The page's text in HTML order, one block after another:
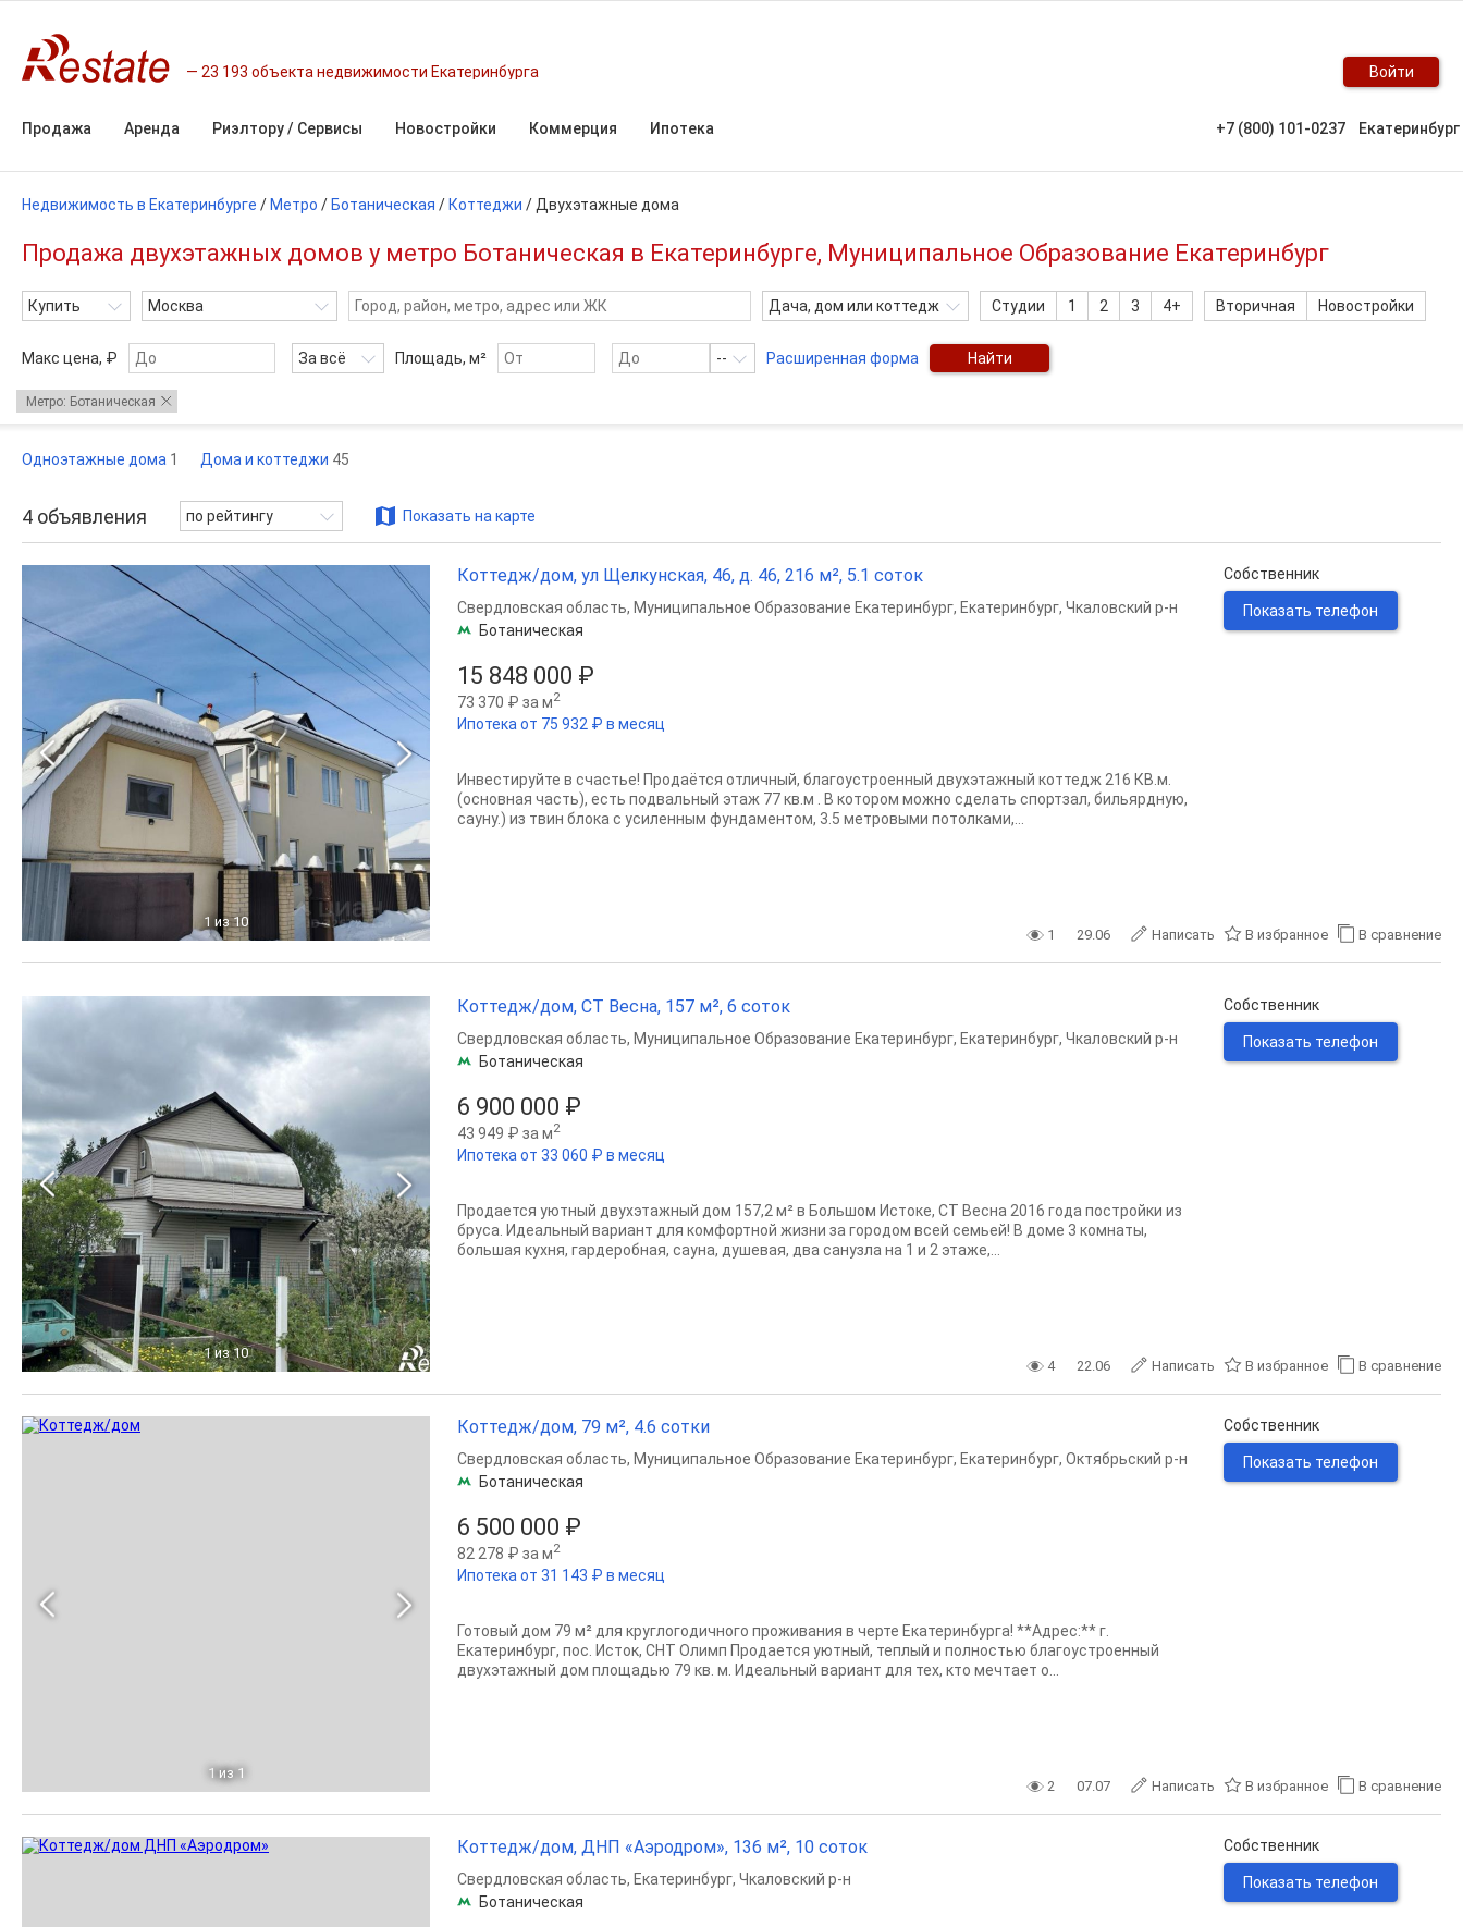
23 193 объекта недвижимости Екатеринбурга Войти
Продажа Аренда Риэлтору / Сервисы Новостройки Коммерция Ипотека +7 (800) 101-0237 Екатеринбург
Недвижимость в Екатеринбурге / Метро / Ботаническая / Коттеджи / Двухэтажные дома
Продажа двухэтажных домов у метро Ботаническая в Екатеринбурге, Муниципальное Образование Екатеринбург
Купить Москва Дача, дом или коттедж Студии 1 2 3 4+ Вторичная Новостройки
Макс цена, ₽ За всё Площадь, м² -- Расширенная форма Найти
Метро: Ботаническая
Одноэтажные дома 1 Дома и коттеджи 45
4 объявления по рейтингу Показать на карте
1 из 10
Коттедж/дом, ул Щелкунская, 46, д. 46, 216 м², 5.1 соток
15 848 000 ₽
73 370 ₽ за м2
Ипотека от 75 932 ₽ в месяц
Свердловская область, Муниципальное Образование Екатеринбург, Екатеринбург, Чкаловский р-н
Ботаническая
Инвестируйте в счастье! Продаётся отличный, благоустроенный двухэтажный коттедж 216 КВ.м.
(основная часть), есть подвальный этаж 77 кв.м . В котором можно сделать спортзал, бильярдную,
сауну.) из твин блока с усиленным фундаментом, 3.5 метровыми потолками,...
Собственник
Показать телефон
1 29.06 Написать В избранное В сравнение
1 из 10
Коттедж/дом, СТ Весна, 157 м², 6 соток
6 900 000 ₽
43 949 ₽ за м2
Ипотека от 33 060 ₽ в месяц
Свердловская область, Муниципальное Образование Екатеринбург, Екатеринбург, Чкаловский р-н
Ботаническая
Продается уютный двухэтажный дом 157,2 м² в Большом Истоке, СТ Весна 2016 года постройки из
бруса. Идеальный вариант для комфортной жизни за городом всей семьей! В доме 3 комнаты,
большая кухня, гардеробная, сауна, душевая, два санузла на 1 и 2 этаже,...
Собственник
Показать телефон
4 22.06 Написать В избранное В сравнение
1 из 1
Коттедж/дом, 79 м², 4.6 сотки
6 500 000 ₽
82 278 ₽ за м2
Ипотека от 31 143 ₽ в месяц
Свердловская область, Муниципальное Образование Екатеринбург, Екатеринбург, Октябрьский р-н
Ботаническая
Готовый дом 79 м² для круглогодичного проживания в черте Екатеринбурга! **Адрес:** г.
Екатеринбург, пос. Исток, СНТ Олимп Продается уютный, теплый и полностью благоустроенный
двухэтажный дом площадью 79 кв. м. Идеальный вариант для тех, кто мечтает о...
Собственник
Показать телефон
2 07.07 Написать В избранное В сравнение
Коттедж/дом, ДНП «Аэродром», 136 м², 10 соток
Свердловская область, Екатеринбург, Чкаловский р-н
Ботаническая
Собственник
Показать телефон